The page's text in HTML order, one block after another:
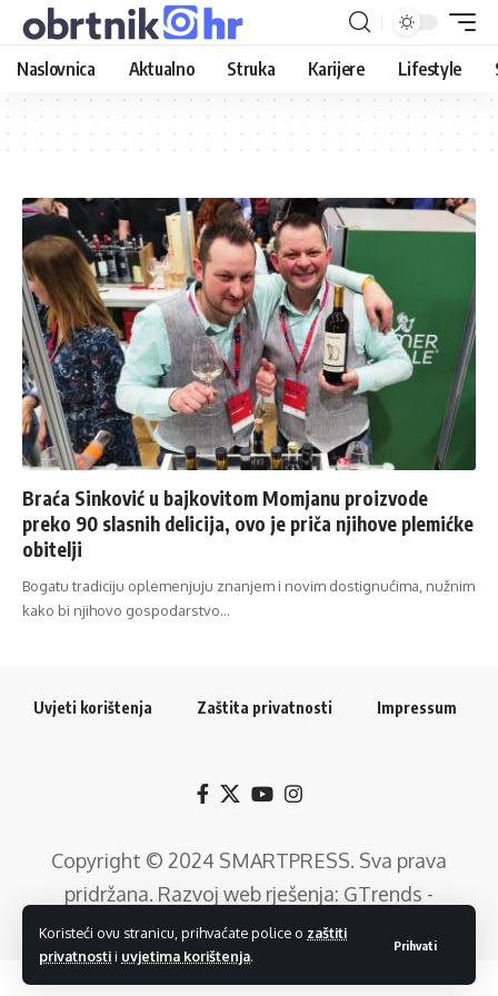
Koristeći ovu stranicu, prihvaćate police o zaštiti
privatnostii uvjetima korištenja.
Prihvati
Naslovnica Aktualno Struka Karijere Lifestyle
Braća Sinković u bajkovitom Momjanu proizvode
preko 90 slasnih delicija, ovo je priča njihove plemićke
obitelji
Bogatu tradiciju oplemenjuju znanjem i novim dostignućima, nužnim
kako bi njihovo gospodarstvo…
Uvjeti korištenja Zaštita privatnosti Impressum
Copyright © 2024 SMARTPRESS. Sva prava
pridržana. Razvoj web rješenja: GTrends -
Digitalni Marketing.